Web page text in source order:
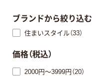
ブランドから絞り込む
住まいスタイル（33）
価格（税込）
2000円～3999円（20）